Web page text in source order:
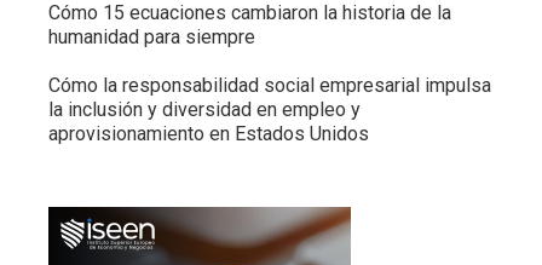
Cómo 15 ecuaciones cambiaron la historia de la
humanidad para siempre
Cómo la responsabilidad social empresarial impulsa
la inclusión y diversidad en empleo y
aprovisionamiento en Estados Unidos